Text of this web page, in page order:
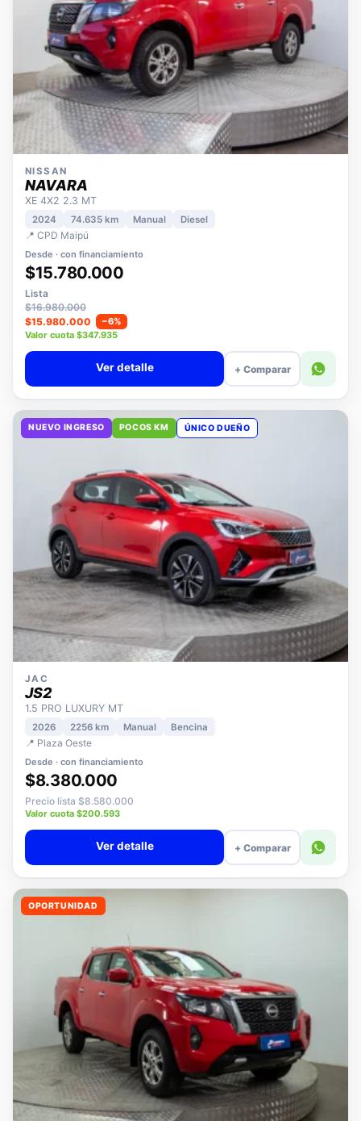
NISSAN
NAVARA
XE 4X2 2.3 MT
2024 74.635 km
📍 CPD Maipú
Desde · con financiamiento
$15.780.000
Lista
$16.980.000
$15.980.000
−6%
Valor cuota $347.935
+ Comparar
NUEVO INGRESO POCOS KM
JAC
JS2
1.5 PRO LUXURY MT
2026 2256 km
📍 Plaza Oeste
Desde · con financiamiento
$8.380.000
Precio lista $8.580.000
Valor cuota $200.593
+ Comparar